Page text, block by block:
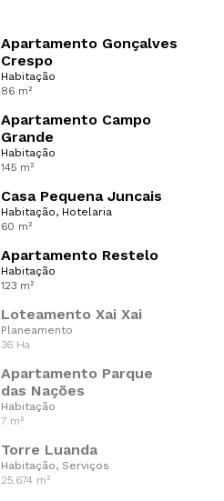
Apartamento Restelo
Habitação
123 m²
Casa Pequena Juncais
Habitação, Hotelaria
60 m²
Apartamento Campo
Grande
Habitação
145 m²
Apartamento Gonçalves
Crespo
Habitação
86 m²
Loteamento Xai Xai
Planeamento
36 Ha
Apartamento Parque
das Nações
Habitação
7 m²
Torre Luanda
Habitação, Serviços
25.674 m²